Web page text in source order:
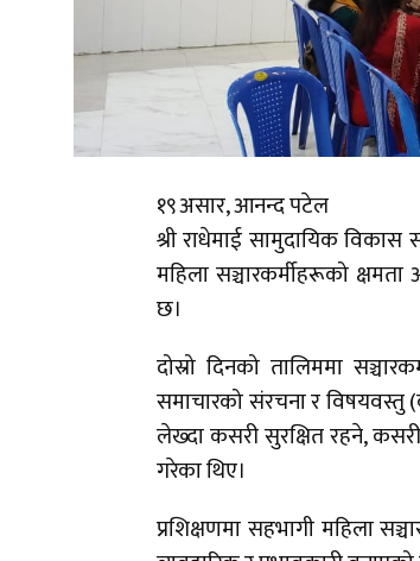
१९असार, आनन्द पटेल
श्री राधेमाई सामुदायिक
महिला सञ्चारकर्मीहरूको
छ।
दोस्रो दिनको तालिममा
समाचारको संरचना र विषयवस्तु
लेख्दा कसरी सुरक्षित रहने, कसरी
गरेका थिए।
प्रशिक्षणमा सहभागी महिला